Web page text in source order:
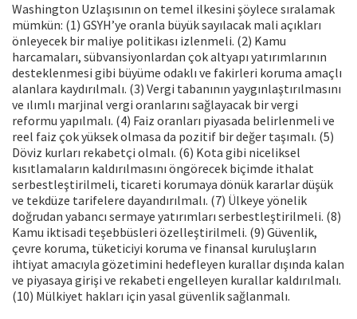
Washington Uzlaşısının on temel ilkesini şöylece sıralamak
mümkün: (1) GSYH’ye oranla büyük sayılacak mali açıkları
önleyecek bir maliye politikası izlenmeli. (2) Kamu
harcamaları, sübvansiyonlardan çok altyapı yatırımlarının
desteklenmesi gibi büyüme odaklı ve fakirleri koruma amaçlı
alanlara kaydırılmalı. (3) Vergi tabanının yaygınlaştırılmasını
ve ılımlı marjinal vergi oranlarını sağlayacak bir vergi
reformu yapılmalı. (4) Faiz oranları piyasada belirlenmeli ve
reel faiz çok yüksek olmasa da pozitif bir değer taşımalı. (5)
Döviz kurları rekabetçi olmalı. (6) Kota gibi niceliksel
kısıtlamaların kaldırılmasını öngörecek biçimde ithalat
serbestleştirilmeli, ticareti korumaya dönük kararlar düşük
ve tekdüze tarifelere dayandırılmalı. (7) Ülkeye yönelik
doğrudan yabancı sermaye yatırımları serbestleştirilmeli. (8)
Kamu iktisadi teşebbüsleri özelleştirilmeli. (9) Güvenlik,
çevre koruma, tüketiciyi koruma ve finansal kuruluşların
ihtiyat amacıyla gözetimini hedefleyen kurallar dışında kalan
ve piyasaya girişi ve rekabeti engelleyen kurallar kaldırılmalı.
(10) Mülkiyet hakları için yasal güvenlik sağlanmalı.